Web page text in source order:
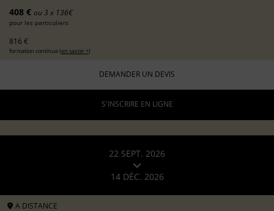
408 € ou 3 x 136€
pour les particuliers
816 €
formation continue (en savoir +)
DEMANDER UN DEVIS
S'INSCRIRE EN LIGNE
22 SEPT. 2026
14 DÉC. 2026
A DISTANCE